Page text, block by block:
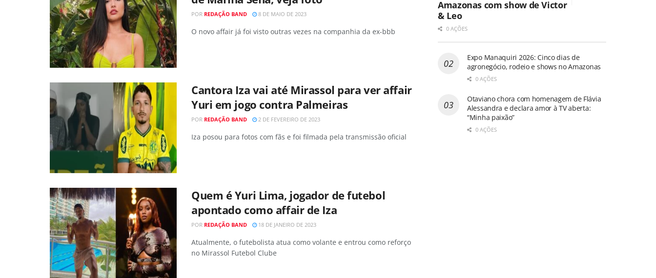
POR REDAÇÃO BAND 8 DE MAIO DE 2023
O novo affair já foi visto outras vezes na companhia da ex-bbb
Cantora Iza vai até Mirassol para ver affair
Yuri em jogo contra Palmeiras
POR REDAÇÃO BAND 2 DE FEVEREIRO DE 2023
Iza posou para fotos com fãs e foi filmada pela transmissão oficial
Quem é Yuri Lima, jogador de futebol
apontado como affair de Iza
POR REDAÇÃO BAND 18 DE JANEIRO DE 2023
Atualmente, o futebolista atua como volante e entrou como reforço
no Mirassol Futebol Clube
Amazonas com show de Victor
& Leo
0 AÇÕES
Expo Manaquiri 2026: Cinco dias de
agronegócio, rodeio e shows no Amazonas
0 AÇÕES
Otaviano chora com homenagem de Flávia
Alessandra e declara amor à TV aberta:
“Minha paixão”
0 AÇÕES